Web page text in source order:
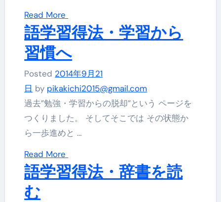
Read More
語学習得法・学習から
習慣へ
Posted 2014年9月21
日 by pikakichi2015@gmail.com
過去”勉強・学習からの脱却”という ページを
つくりました。 そしてそこでは その状態か
ら一歩進めと …
Read More
語学習得法・辞書を読
む